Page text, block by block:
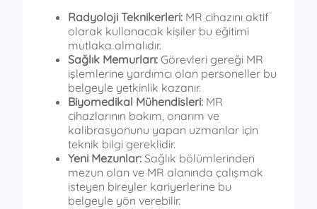
Radyoloji Teknikerleri: MR cihazını aktif
olarak kullanacak kişiler bu eğitimi
mutlaka almalıdır.
Sağlık Memurları: Görevleri gereği MR
işlemlerine yardımcı olan personeller bu
belgeyle yetkinlik kazanır.
Biyomedikal Mühendisleri: MR
cihazlarının bakım, onarım ve
kalibrasyonunu yapan uzmanlar için
teknik bilgi gereklidir.
Yeni Mezunlar: Sağlık bölümlerinden
mezun olan ve MR alanında çalışmak
isteyen bireyler kariyerlerine bu
belgeyle yön verebilir.